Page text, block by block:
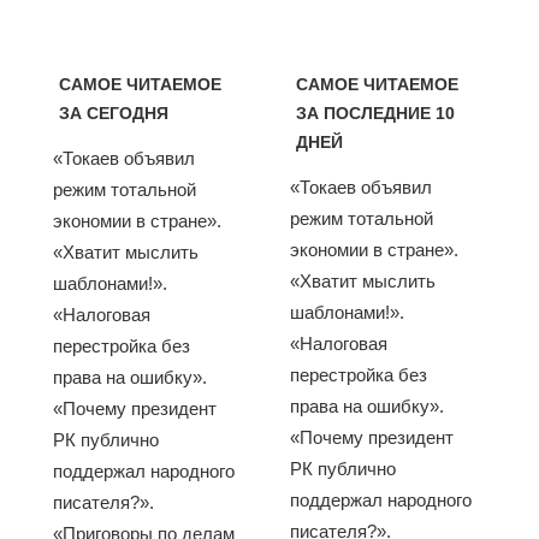
САМОЕ ЧИТАЕМОЕ
ЗА СЕГОДНЯ
«Токаев объявил
режим тотальной
экономии в стране».
«Хватит мыслить
шаблонами!».
«Налоговая
перестройка без
права на ошибку».
«Почему президент
РК публично
поддержал народного
писателя?».
«Приговоры по делам
САМОЕ ЧИТАЕМОЕ
ЗА ПОСЛЕДНИЕ 10
ДНЕЙ
«Токаев объявил
режим тотальной
экономии в стране».
«Хватит мыслить
шаблонами!».
«Налоговая
перестройка без
права на ошибку».
«Почему президент
РК публично
поддержал народного
писателя?».